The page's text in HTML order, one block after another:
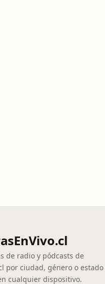
de radio y pódcasts de
por ciudad, género o
cualquier dispositivo.